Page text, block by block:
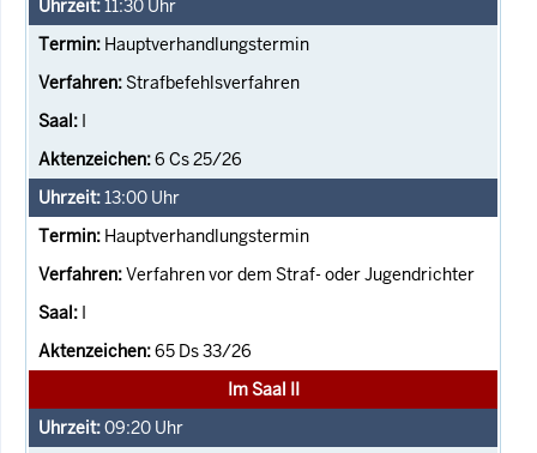
11:30 Uhr
Hauptverhandlungstermin
Strafbefehlsverfahren
I
6 Cs 25/26
13:00 Uhr
Hauptverhandlungstermin
Verfahren vor dem Straf- oder Jugendrichter
I
65 Ds 33/26
Im Saal II
09:20 Uhr